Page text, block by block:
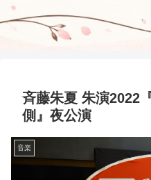
斉藤朱夏 朱演2022
側』夜公演
音楽